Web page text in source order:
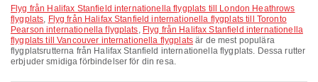
Flyg från Halifax Stanfield internationella flygplats till London Heathrows
flygplats, Flyg från Halifax Stanfield internationella flygplats till Toronto
Pearson internationella flygplats, Flyg från Halifax Stanfield internationella
flygplats till Vancouver internationella flygplats är de mest populära
flygplatsrutterna från Halifax Stanfield internationella flygplats. Dessa rutter
erbjuder smidiga förbindelser för din resa.